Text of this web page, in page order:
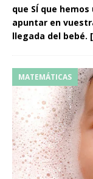
que SÍ que
apuntar en
llegada del bebé.
MATEMÁTICAS